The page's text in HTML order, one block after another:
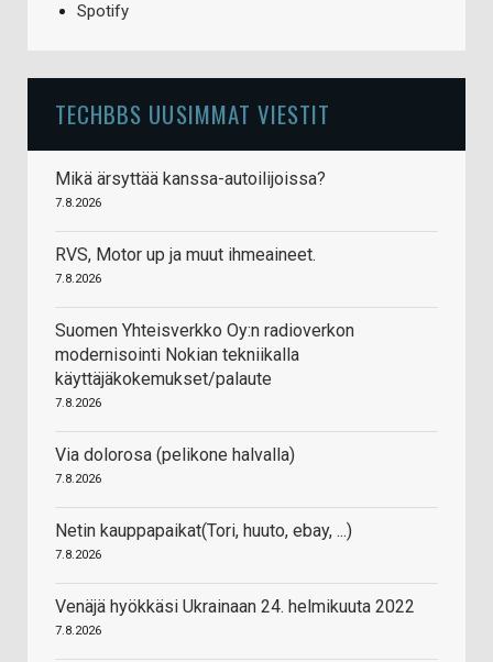
Spotify
TECHBBS UUSIMMAT VIESTIT
Mikä ärsyttää kanssa-autoilijoissa?
7.8.2026
RVS, Motor up ja muut ihmeaineet.
7.8.2026
Suomen Yhteisverkko Oy:n radioverkon
modernisointi Nokian tekniikalla
käyttäjäkokemukset/palaute
7.8.2026
Via dolorosa (pelikone halvalla)
7.8.2026
Netin kauppapaikat(Tori, huuto, ebay, ...)
7.8.2026
Venäjä hyökkäsi Ukrainaan 24. helmikuuta 2022
7.8.2026